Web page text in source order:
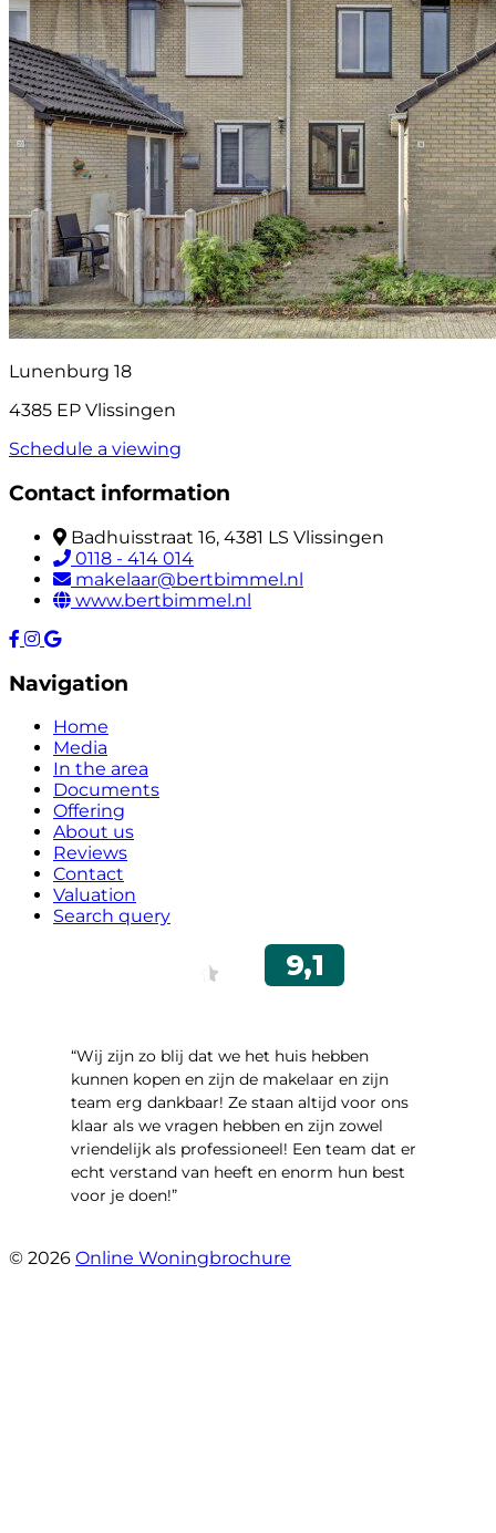
Lunenburg 18
4385 EP Vlissingen
Schedule a viewing
Contact information
Badhuisstraat 16, 4381 LS Vlissingen
0118 - 414 014
makelaar@bertbimmel.nl
www.bertbimmel.nl
Navigation
Home
Media
In the area
Documents
Offering
About us
Reviews
Contact
Valuation
Search query
“Wij zijn zo blij dat we het huis hebben
kunnen kopen en zijn de makelaar en zijn
team erg dankbaar! Ze staan altijd voor ons
klaar als we vragen hebben en zijn zowel
vriendelijk als professioneel! Een team dat er
echt verstand van heeft en enorm hun best
voor je doen!”
© 2026 Online Woningbrochure